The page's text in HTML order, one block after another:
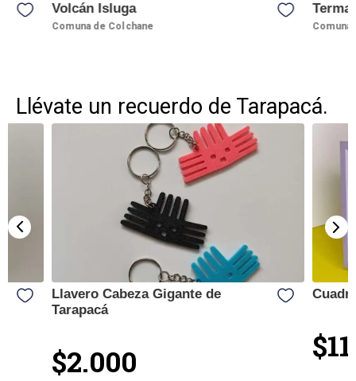
Volcán Isluga
Comuna de Colchane Comuna
Llévate un recuerdo de Tarapacá.
Llavero Cabeza Gigante de
Tarapacá
$2.000